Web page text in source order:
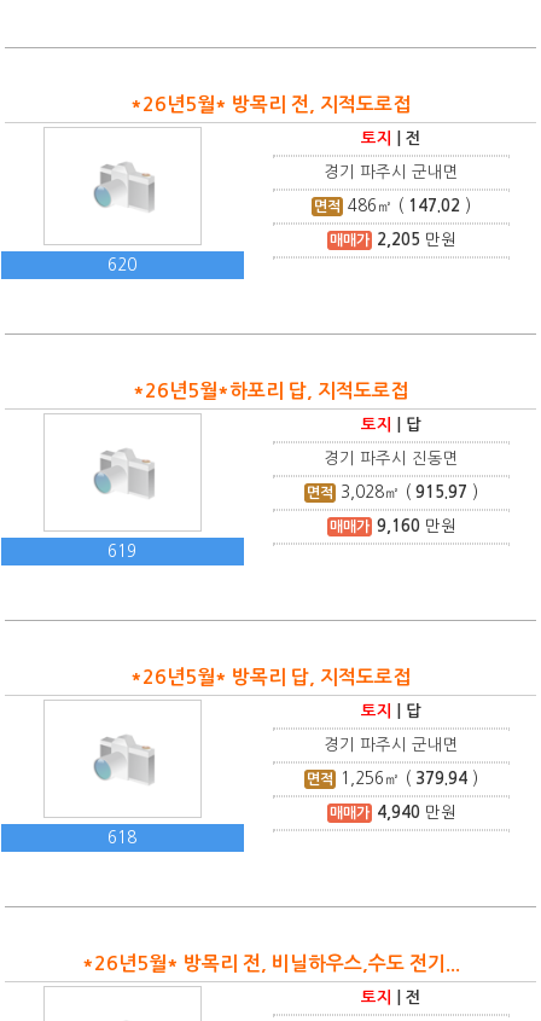
*26년5월* 방목리 전, 지적도로접
620
토지 |전
경기 파주시 군내면
면적 486 ㎡ ( 147.02 )
매매가 2,205 만원
*26년5월*하포리 답, 지적도로접
619
토지 답
경기 파주시 진동면
면적 3,028㎡ (915.97 )
매매가 9,160만원
*26년5월* 방목리 답, 지적도로접
618
토지 답
경기 파주시 군내면
면적 1,256 ㎡ ( 379.94 )
매매가 4,940만원
*26년5월* 방목리 전, 비닐하우스,수도 전기...
토지 |전